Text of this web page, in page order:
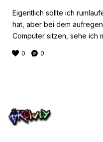
Eigentlich sollte ich
hat, aber bei dem
Computer sitzen, sehe ich
0 0